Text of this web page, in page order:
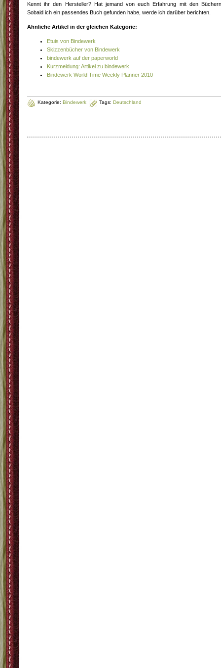
Kennt ihr den Hersteller? Hat jemand von euch Erfahrung mit den
Sobald ich ein passendes Buch gefunden habe, werde ich darüber berichten.
Ähnliche Artikel in der gleichen Kategorie:
Etuis von Bindewerk
Skizzenbücher von Bindewerk
bindewerk auf der paperworld
Kurzmeldung: Artikel zu bindewerk
Bindewerk World Time Weekly Planner 2010
Kategorie: Bindewerk Tags: Deutschland